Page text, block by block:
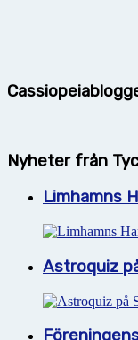
Nyheter från
Limhamns
Astroquiz